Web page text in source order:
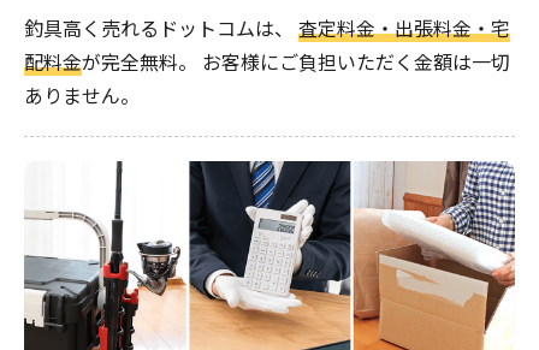
釣具高く売れるドットコムは、 査定料金・出張料金・宅
配料金が完全無料。 お客様にご負担いただく金額は一切
ありません。